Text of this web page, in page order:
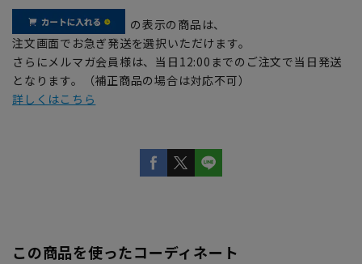
の表示の商品は、
注文画面でお急ぎ発送を選択いただけます。
さらにメルマガ会員様は、当日12:00までのご注文で当日発送
となります。（補正商品の場合は対応不可）
詳しくはこちら
この商品を使ったコーディネート